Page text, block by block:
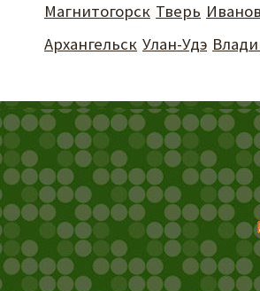
Магнитогорск Тверь
Архангельск Улан-Удэ